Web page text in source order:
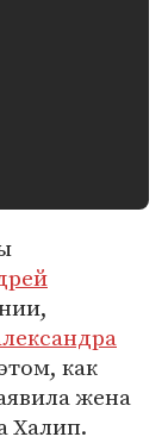
как
жена
Халип.